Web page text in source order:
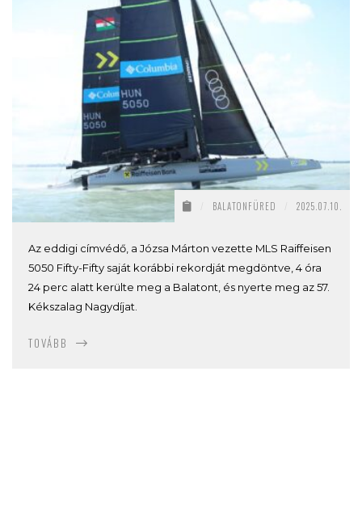
BALATONFÜRED 2025.07.10.
Az eddigi címvédő, a Józsa Márton vezette MLS Raiffeisen
5050 Fifty-Fifty saját korábbi rekordját megdöntve, 4 óra
24 perc alatt kerülte meg a Balatont, és nyerte meg az 57.
Kékszalag Nagydíjat.
TOVÁBB